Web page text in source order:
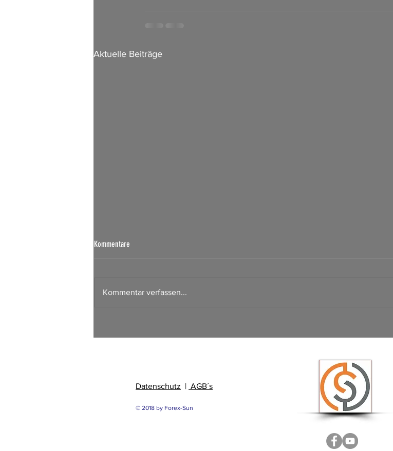
Aktuelle Beiträge
Börsen Radar 07.08.2026
Kommentare
Kommentar verfassen...
Datenschutz | AGB´s
© 2018 by Forex-Sun